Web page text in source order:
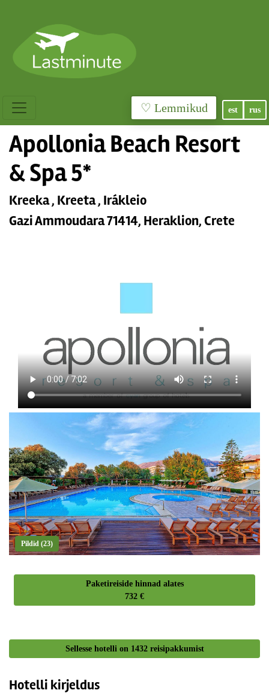
♡ Lemmikud est rus
Apollonia Beach Resort
& Spa 5*
Kreeka , Kreeta , Irákleio
Gazi Ammoudara 71414, Heraklion, Crete
Pildid (23)
Paketireiside hinnad alates
732 €
Sellesse hotelli on 1432reisipakkumist
Hotelli kirjeldus